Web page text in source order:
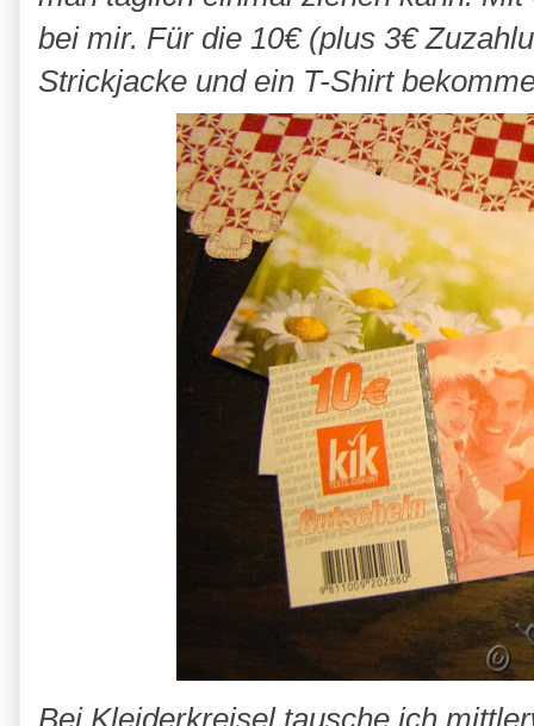
bei mir. Für die 10€ (plus 3€
Strickjacke und ein T-Shirt